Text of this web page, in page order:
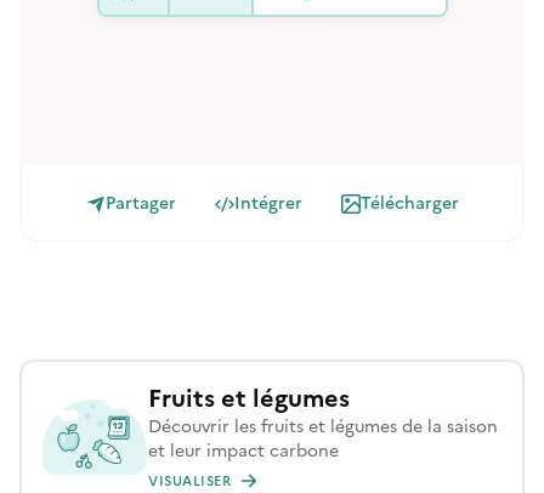
Partager Intégrer Télécharger
Fruits et légumes
Découvrir les fruits et légumes de la saison
et leur impact carbone
VISUALISER